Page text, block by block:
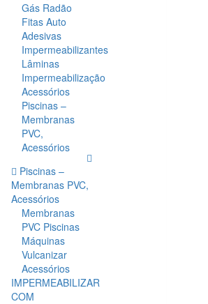
Gás Radão
Fitas Auto
Adesivas
Impermeabilizantes
Lâminas
Impermeabilização
Acessórios
Piscinas –
Membranas
PVC,
Acessórios
Piscinas –
Membranas PVC,
Acessórios
Membranas
PVC Piscinas
Máquinas
Vulcanizar
Acessórios
IMPERMEABILIZAR
COM